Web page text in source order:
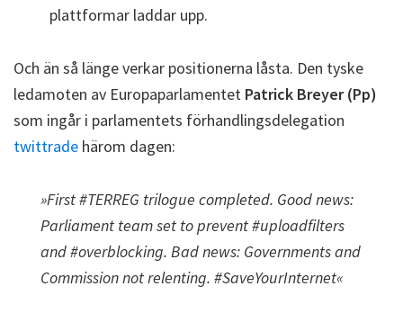
plattformar laddar upp.
Och än så länge verkar positionerna låsta. Den tyske
ledamoten av Europaparlamentet Patrick Breyer (Pp)
som ingår i parlamentets förhandlingsdelegation
twittrade härom dagen:
»First #TERREG trilogue completed. Good news:
Parliament team set to prevent #uploadfilters
and #overblocking. Bad news: Governments and
Commission not relenting. #SaveYourInternet«